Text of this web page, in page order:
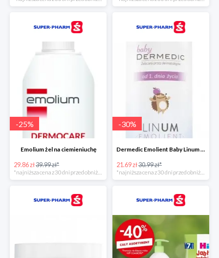
-25%
Emolium żel na ciemieniuchę
29.86 zł39.99 zł*
-30%
Dermedic Emolient Baby Linum żel do mycia ciała i włosów
21.69 zł30.99 zł*